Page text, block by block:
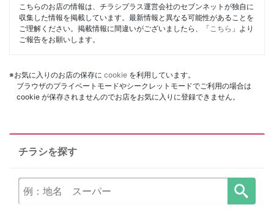
こちらのお店の情報は、チラシプラス運営会社のセブンネットが独自に
収集した情報を掲載しています。最新情報と異なる可能性があることを
ご理解ください。掲載情報に間違いがございましたら、「 こちら 」より
ご報告をお願いします。
※お気に入りのお店の保存に cookie を利用しています。
ブラウザのプライベートモードやシークレットモードでご利用の場合は
cookie が保存されませんのでお店をお気に入りに登録できません。
チラシを探す